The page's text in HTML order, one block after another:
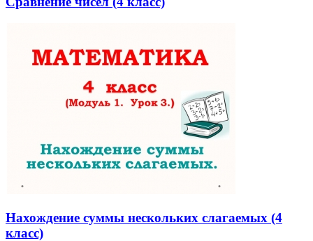
Нахождение суммы нескольких слагаемых (4
класс)